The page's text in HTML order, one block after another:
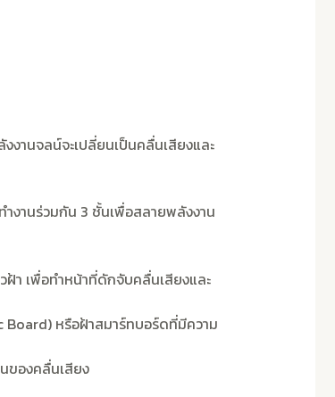
านจลน์จะเปลี่ยนเป็นคลื่นเสียงและ
ำงานร่วมกัน 3 ชั้นเพื่อสลายพลังงาน
ฝ้า เพื่อทำหน้าที่ดักจับคลื่นเสียงและ
หรือฝ้าสมาร์ทบอร์ดที่มีความ
ของคลื่นเสียง